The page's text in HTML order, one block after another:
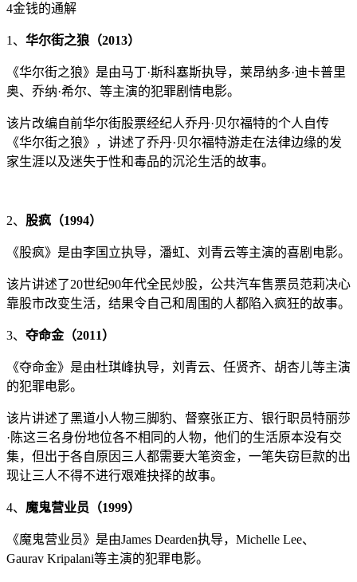
4金钱的通解
1、 华尔街之狼（2013）
《华尔街之狼》是由马丁·斯科塞斯执导，莱昂纳多·迪卡普里
奥、乔纳·希尔、等主演的犯罪剧情电影。
该片改编自前华尔街股票经纪人乔丹·贝尔福特的个人自传
《华尔街之狼》，讲述了乔丹·贝尔福特游走在法律边缘的发
家生涯以及迷失于性和毒品的沉沦生活的故事。
2、 股疯（1994）
《股疯》是由李国立执导，潘虹、刘青云等主演的喜剧电影。
该片讲述了20世纪90年代全民炒股，公共汽车售票员范莉决心
靠股市改变生活，结果令自己和周围的人都陷入疯狂的故事。
3、 夺命金（2011）
《夺命金》是由杜琪峰执导，刘青云、任贤齐、胡杏儿等主演
的犯罪电影。
该片讲述了黑道小人物三脚豹、督察张正方、银行职员特丽莎
·陈这三名身份地位各不相同的人物，他们的生活原本没有交
集，但出于各自原因三人都需要大笔资金，一笔失窃巨款的出
现让三人不得不进行艰难抉择的故事。
4、 魔鬼营业员（1999）
《魔鬼营业员》是由James Dearden执导，Michelle Lee、
Gaurav Kripalani等主演的犯罪电影。